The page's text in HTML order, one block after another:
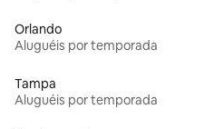
Orlando
Aluguéis por temporada
Tampa
Aluguéis por temporada